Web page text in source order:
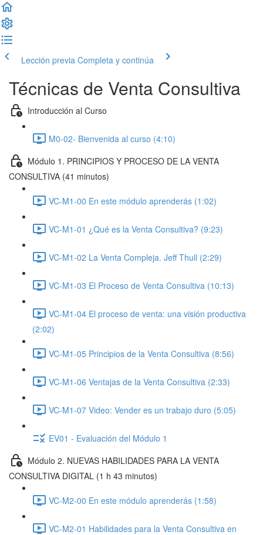
Lección previa Completa y continúa
Técnicas de Venta Consultiva
Introducción al Curso
M0-02- Bienvenida al curso (4:10)
Módulo 1. PRINCIPIOS Y PROCESO DE LA VENTA
CONSULTIVA (41 minutos)
VC-M1-00 En este módulo aprenderás (1:02)
VC-M1-01 ¿Qué es la Venta Consultiva? (9:23)
VC-M1-02 La Venta Compleja. Jeff Thull (2:29)
VC-M1-03 El Proceso de Venta Consultiva (10:13)
VC-M1-04 El proceso de venta: una visión productiva
(2:02)
VC-M1-05 Principios de la Venta Consultiva (8:56)
VC-M1-06 Ventajas de la Venta Consultiva (2:33)
VC-M1-07 Video: Vender es un trabajo duro (5:05)
EV01 - Evaluación del Módulo 1
Módulo 2. NUEVAS HABILIDADES PARA LA VENTA
CONSULTIVA DIGITAL (1 h 43 minutos)
VC-M2-00 En este módulo aprenderás (1:58)
VC-M2-01 Habilidades para la Venta Consultiva en